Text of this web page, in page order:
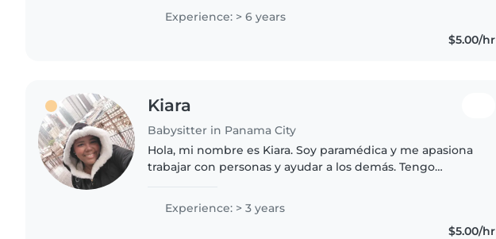
un ambiente seguro y cariñoso...
Experience: > 6 years
$5.00/hr
Kiara
Babysitter in Panama City
Hola, mi nombre es Kiara. Soy paramédica y me apasiona
trabajar con personas y ayudar a los demás. Tengo
que el bienestar de..
Experience: > 3 years
$5.00/hr